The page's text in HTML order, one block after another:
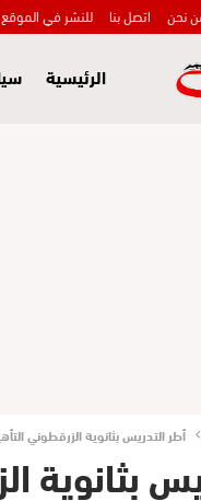
نحن اتصل بنا للنشر في الموقع
الرئيسية
أطر التدريس بثانوية الزرقطوني
بثانوية